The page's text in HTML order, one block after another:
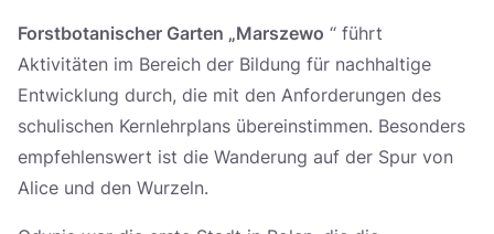
Forstbotanischer Garten „Marszewo “ führt
Aktivitäten im Bereich der Bildung für nachhaltige
Entwicklung durch, die mit den Anforderungen des
schulischen Kernlehrplans übereinstimmen. Besonders
empfehlenswert ist die Wanderung auf der Spur von
Alice und den Wurzeln.